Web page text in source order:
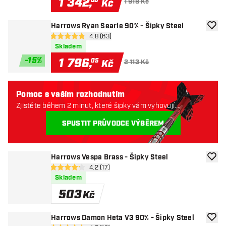
Kč 1 918 Kč
-15%
Harrows Ryan Searle 90% - Šipky Steel
otevřít panel recenzí
4.8 hodnoticí hvězdičky
4.8 (63)
Skladem
1 796,05 Kč 2 113 Kč
Harrows Vespa Brass - Šipky Steel
otevřít panel recenzí
4.2 hodnoticí hvězdičky
4.2 (17)
Skladem
503Kč
Harrows Damon Heta V3 90% - Šipky Steel
Pomoc s vaším rozhodnutím
Zjistěte během 2 minut, které šipky vám vyhovují.
SPUSTIT PRŮVODCE VÝBĚREM